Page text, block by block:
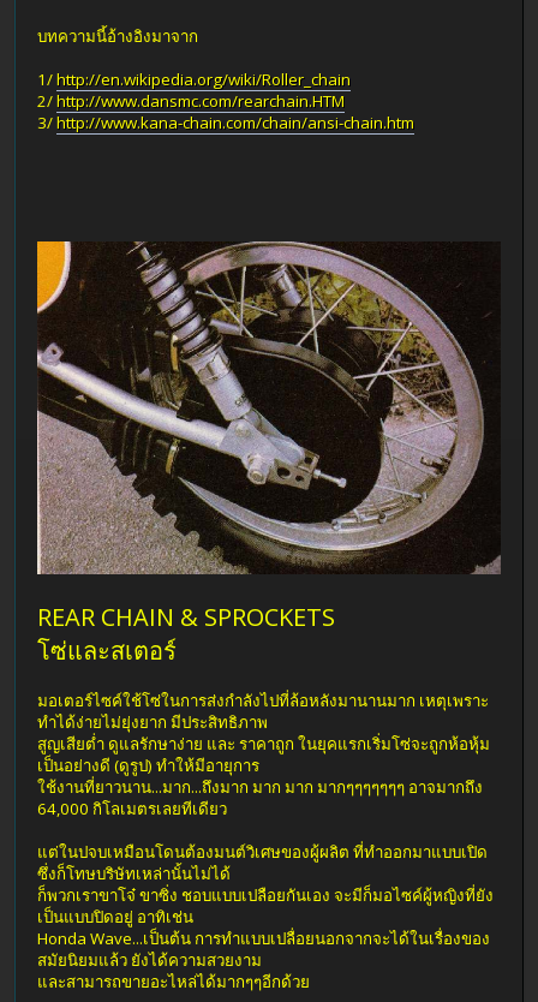
บทความนี้อ้างอิงมาจาก
1/http://en.wikipedia.org/wiki/Roller_chain
2/http://www.dansmc.com/rearchain.HTM
3/http://www.kana-chain.com/chain/ansi-chain.htm
REAR CHAIN & SPROCKETS
โซ่และสเตอร์
มอเตอร์ไซค์ใช้โซ่ในการส่งกำลังไปที่ล้อหลังมานานมาก เหตุเพราะ
ทำได้ง่ายไม่ยุ่งยาก มีประสิทธิภาพ
สูญเสียต่ำ ดูแลรักษาง่าย และ ราคาถูก ในยุคแรกเริ่มโซ่จะถูกห้อหุ้ม
เป็นอย่างดี (ดูรูป) ทำให้มีอายุการ
ใช้งานที่ยาวนาน...มาก...ถึงมาก มาก มาก มากๆๆๆๆๆๆๆ อาจมากถึง
64,000 กิโลเมตรเลยทีเดียว
แต่ในปจบเหมือนโดนต้องมนต์วิเศษของผู้ผลิต ที่ทำออกมาแบบเปิด
ซึ่งก็โทษบริษัทเหล่านั้นไม่ได้
ก็พวกเราขาโจ๋ ขาซิ่ง ชอบแบบเปลือยกันเอง จะมีก็มอไซค์ผู้หญิงที่ยัง
เป็นแบบปิดอยู่ อาทิเช่น
Honda Wave...เป็นต้น การทำแบบเปลื่อยนอกจากจะได้ในเรื่องของ
สมัยนิยมแล้ว ยังได้ความสวยงาม
และสามารถขายอะไหล่ได้มากๆๆอีกด้วย